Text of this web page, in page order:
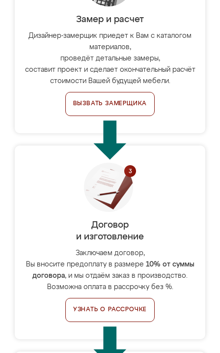
Замер и расчет
Дизайнер-замерщик приедет к Вам с каталогом
материалов,
проведёт детальные замеры,
составит проект и сделает окончательный расчёт
стоимости Вашей будущей мебели.
ВЫЗВАТЬ ЗАМЕРЩИКА
Договор
и изготовление
Заключаем договор,
Вы вносите предоплату в размере 10% от суммы
договора, и мы отдаём заказ в производство.
Возможна оплата в рассрочку без %.
УЗНАТЬ О РАССРОЧКЕ